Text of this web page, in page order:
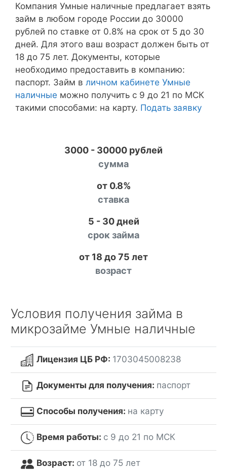
Компания Умные наличные предлагает взять
займ в любом городе России до 30000
рублей по ставке от 0.8% на срок от 5 до 30
дней. Для этого ваш возраст должен быть от
18 до 75 лет. Документы, которые
необходимо предоставить в компанию:
паспорт. Займ в личном кабинете Умные
наличные можно получить с 9 до 21 по МСК
такими способами: на карту. Подать заявку
3000 - 30000 рублей
сумма
от 0.8%
ставка
5 - 30 дней
срок займа
от 18 до 75 лет
возраст
Условия получения займа в
микрозайме Умные наличные
Лицензия ЦБ РФ: 1703045008238
Документы для получения: паспорт
Способы получения: на карту
Время работы: с 9 до 21 по МСК
Возраст: от 18 до 75 лет